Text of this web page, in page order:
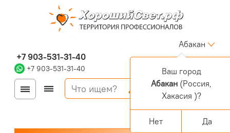
+7 903-531-31-40
+7 903-531-31-40
Абакан
Войти
Регистрация
Корзина
0 позиций
Ваш город
Абакан (Россия,
Хакасия )?
Нет Да